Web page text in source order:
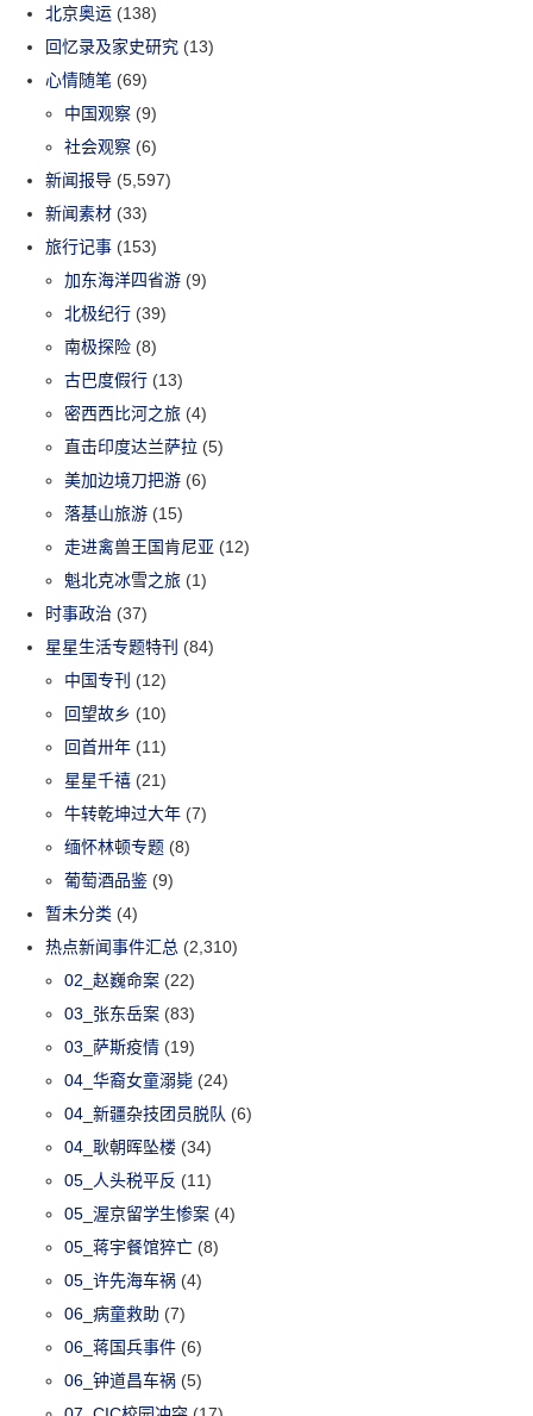
北京奥运 (138)
回忆录及家史研究 (13)
心情随笔 (69)
中国观察 (9)
社会观察 (6)
新闻报导 (5,597)
新闻素材 (33)
旅行记事 (153)
加东海洋四省游 (9)
北极纪行 (39)
南极探险 (8)
古巴度假行 (13)
密西西比河之旅 (4)
直击印度达兰萨拉 (5)
美加边境刀把游 (6)
落基山旅游 (15)
走进禽兽王国肯尼亚 (12)
魁北克冰雪之旅 (1)
时事政治 (37)
星星生活专题特刊 (84)
中国专刊 (12)
回望故乡 (10)
回首卅年 (11)
星星千禧 (21)
牛转乾坤过大年 (7)
缅怀林顿专题 (8)
葡萄酒品鉴 (9)
暂未分类 (4)
热点新闻事件汇总 (2,310)
02_赵巍命案 (22)
03_张东岳案 (83)
03_萨斯疫情 (19)
04_华裔女童溺毙 (24)
04_新疆杂技团员脱队 (6)
04_耿朝晖坠楼 (34)
05_人头税平反 (11)
05_渥京留学生惨案 (4)
05_蒋宇餐馆猝亡 (8)
05_许先海车祸 (4)
06_病童救助 (7)
06_蒋国兵事件 (6)
06_钟道昌车祸 (5)